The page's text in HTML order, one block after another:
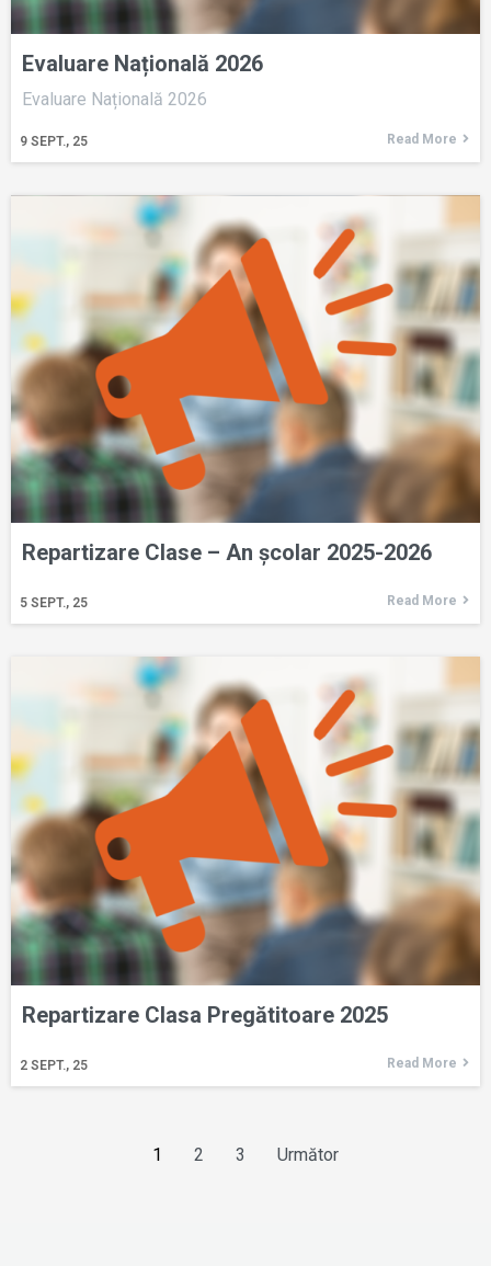
Evaluare Națională 2026
9 SEPT., 25
Evaluare Națională 2026
Read More
Repartizare Clase – An școlar 2025-2026
5 SEPT., 25 Read More
Repartizare Clasa Pregătitoare 2025
2 SEPT., 25 Read More
1 2 3 Următor